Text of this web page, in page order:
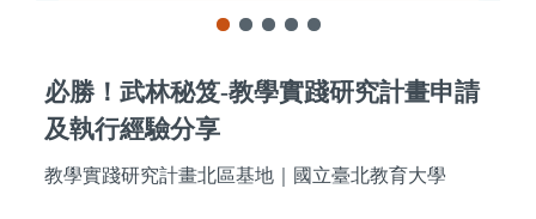
必勝！武林秘笈-教學實踐研究計畫申請
及執行經驗分享
教學實踐研究計畫北區基地 國立臺北教育大學